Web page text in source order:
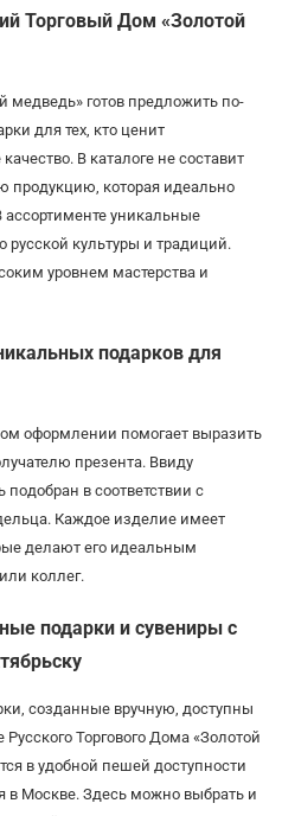
Торговый Дом «Золотой
медведь» готов предложить по-
для тех, кто ценит
В каталоге не составит
продукцию, которая идеально
ассортименте уникальные
русской культуры и традиций.
уровнем мастерства и
подарков для
оформлении помогает выразить
презента. Ввиду
в соответствии с
Каждое изделие имеет
делают его идеальным
коллег.
подарки и сувениры с
созданные вручную, доступны
Торгового Дома «Золотой
в удобной пешей доступности
в Москве. Здесь можно выбрать и